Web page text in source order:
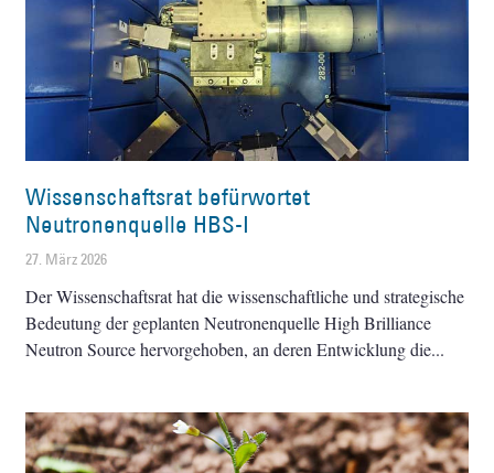
Wissenschaftsrat befürwortet
Neutronenquelle HBS-I
27. März 2026
Der Wissenschaftsrat hat die wissenschaftliche und strategische
Bedeutung der geplanten Neutronenquelle High Brilliance
Neutron Source hervorgehoben, an deren Entwicklung die